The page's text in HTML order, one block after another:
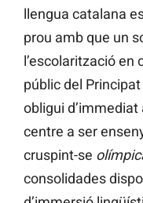
llengua catalana
prou amb que un
l’escolarització en
públic del
obligui d’immediat
centre a ser
cruspint-se
consolidades